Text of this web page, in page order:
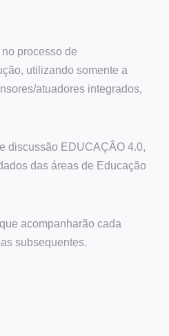
processo de
utilizando somente a
atuadores integrados,
discussão EDUCAÇÂO 4.0,
das áreas de Educação
acompanharão cada
subsequentes.